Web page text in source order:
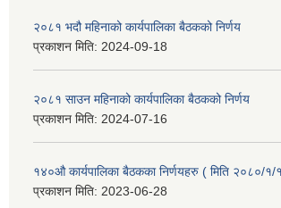
२०८१ भदौ महिनाको कार्यपालिका बैठकको निर्णय
प्रकाशन मिति: 2024-09-18
२०८१ साउन महिनाको कार्यपालिका बैठकको निर्णय
प्रकाशन मिति: 2024-07-16
१४०औ कार्यपालिका बैठकका निर्णयहरु ( मिति २०८०/
प्रकाशन मिति: 2023-06-28